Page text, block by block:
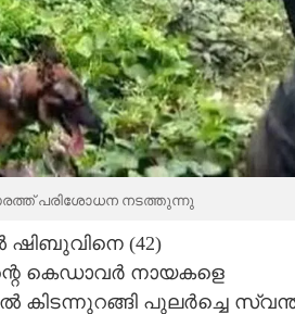
പരിശോധന നടത്തുന്നു
ഷിബുവിനെ (42)
കെഡാവർ നായകളെ
കിടന്നുറങ്ങി പുലർച്ചെ